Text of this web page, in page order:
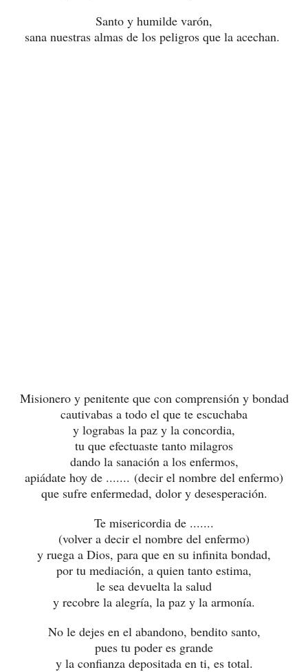
Santo y humilde varón,
sana nuestras almas de los peligros que la acechan.
Misionero y penitente que con comprensión y bondad
cautivabas a todo el que te escuchaba
y lograbas la paz y la concordia,
tu que efectuaste tanto milagros
dando la sanación a los enfermos,
apiádate hoy de ....... (decir el nombre del enfermo)
que sufre enfermedad, dolor y desesperación.
Te misericordia de .......
(volver a decir el nombre del enfermo)
y ruega a Dios, para que en su infinita bondad,
por tu mediación, a quien tanto estima,
le sea devuelta la salud
y recobre la alegría, la paz y la armonía.
No le dejes en el abandono, bendito santo,
pues tu poder es grande
y la confianza depositada en ti, es total.